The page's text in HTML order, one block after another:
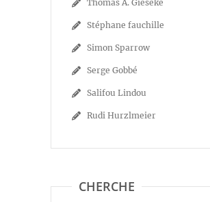
Thomas A. Gieseke
Stéphane fauchille
Simon Sparrow
Serge Gobbé
Salifou Lindou
Rudi Hurzlmeier
CHERCHE